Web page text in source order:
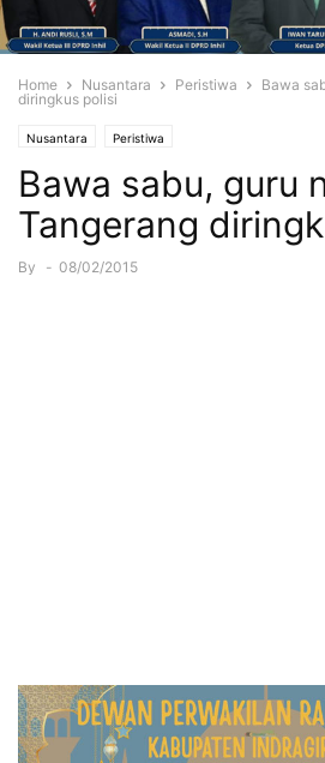
Home Nusantara Peristiwa
Bawa
diringkus polisi
Nusantara Peristiwa
Bawa sabu, guru
Tangerang
By - 08/02/2015